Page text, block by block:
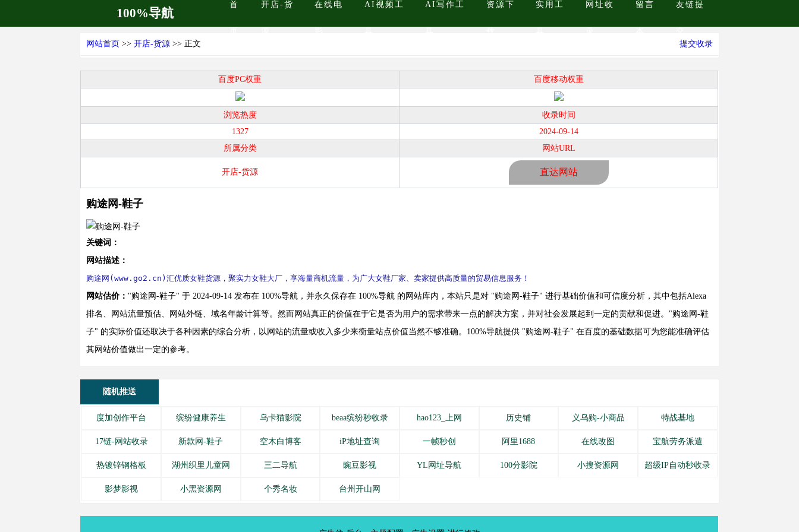
100%导航
首 开店-货 在线电 AI视频工 AI写作工 资源下 实用工 网址收 留言 友链提
网站首页 >>开店-货源 >> 正文 提交收录
百度PC权重 百度移动权重
浏览热度
收录时间
1327
2024-09-14
所属分类
网站URL
开店-货源 直达网站
购途网-鞋子
关键词：
网站描述：
购途网(www.go2.cn)汇优质女鞋货源，聚实力女鞋大厂，享海量商机流量，为广大女鞋厂家、卖家提供高质量的贸易信息服务！
网站估价： "购途网-鞋子" 于 2024-09-14 发布在 100%导航，并永久保存在 100%导航 的网站库内，本站只是对 "购途网-鞋子" 进行基础价值和可信度分析，其中包括Alexa
排名、网站流量预估、网站外链、域名年龄计算等。然而网站真正的价值在于它是否为用户的需求带来一点的解决方案，并对社会发展起到一定的贡献和促进。"购途网-鞋
子" 的实际价值还取决于各种因素的综合分析，以网站的流量或收入多少来衡量站点价值当然不够准确。100%导航提供 "购途网-鞋子" 在百度的基础数据可为您能准确评估
其网站价值做出一定的参考。
随机推送
度加创作平台 缤纷健康养生 乌卡猫影院 beaa缤纷秒收录 hao123_上网 历史铺 义乌购-小商品 特战基地
17链-网站收录 新款网-鞋子 空木白博客 iP地址查询 一帧秒创 阿里1688 在线改图 宝航劳务派遣
热镀锌钢格板 湖州织里儿童网 三二导航 豌豆影视 YL网址导航 100分影院 小搜资源网 超级IP自动秒收录
影梦影视 小黑资源网 个秀名妆 台州开山网